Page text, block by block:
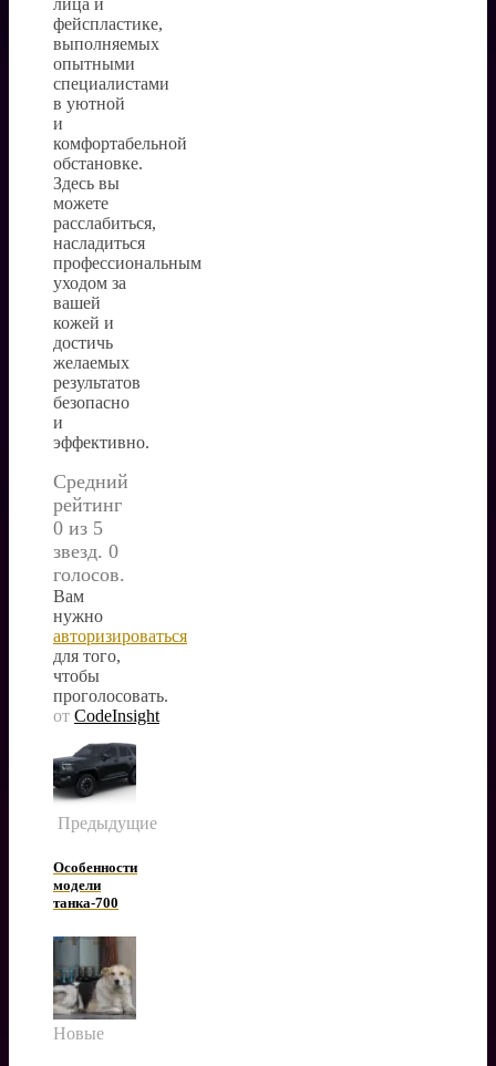
лица и
фейспластике,
выполняемых
опытными
специалистами
в уютной
и
комфортабельной
обстановке.
Здесь вы
можете
расслабиться,
насладиться
профессиональным
уходом за
вашей
кожей и
достичь
желаемых
результатов
безопасно
и
эффективно.
Средний
рейтинг
0 из 5
звезд. 0
голосов.
Вам
нужно
авторизироваться
для того,
чтобы
проголосовать.
от CodeInsight
Предыдущие
Особенности
модели
танка-700
Новые